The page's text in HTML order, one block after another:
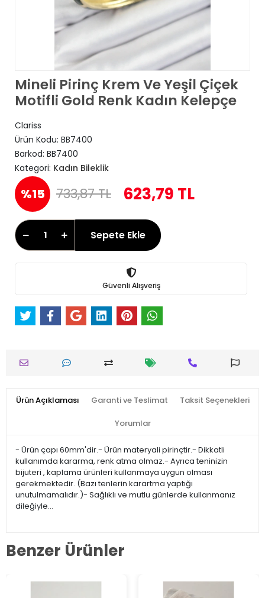
Mineli Pirinç Krem Ve Yeşil Çiçek
Motifli Gold Renk Kadın Kelepçe
Clariss
Ürün Kodu: BB7400
Barkod: BB7400
Kategori: Kadın Bileklik
%15 733,87 TL 623,79 TL
Sepete Ekle
Güvenli Alışveriş
Ürün Açıklaması Garanti ve Teslimat Taksit Seçenekleri
Yorumlar
- Ürün çapı 60mm'dir.- Ürün materyali pirinçtir.- Dikkatli
kullanımda kararma, renk atma olmaz.- Ayrıca teninizin
bijuteri , kaplama ürünleri kullanmaya uygun olması
gerekmektedir. (Bazı tenlerin karartma yaptığı
unutulmamalıdır.)- Sağlıklı ve mutlu günlerde kullanmanız
dileğiyle…
Benzer Ürünler